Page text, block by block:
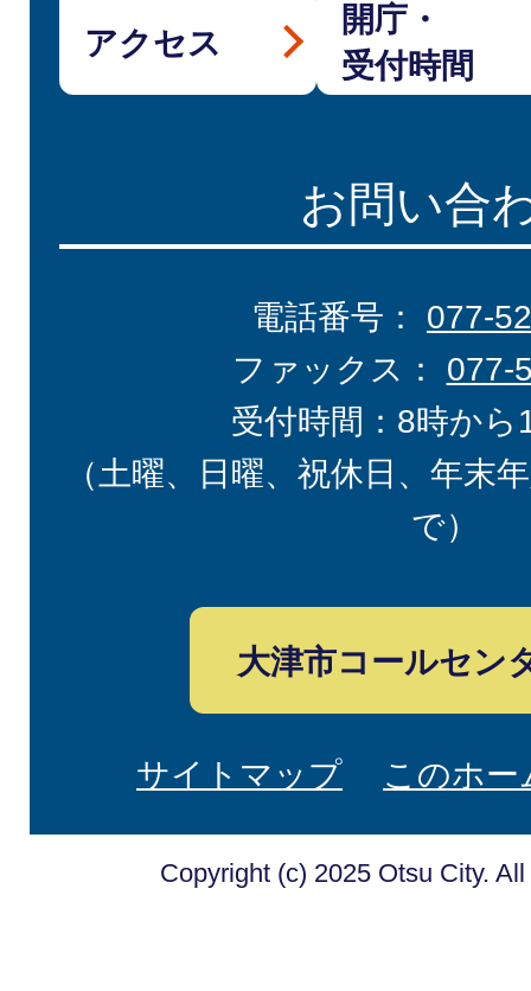
アクセス
開庁・
受付時間
お問い合
電話番号： 077-
ファックス： 077-
受付時間：8時から
（土曜、日曜、祝休日、年末
で）
大津市コールセン
サイトマップ このホ
Copyright (c) 2025 Otsu City.